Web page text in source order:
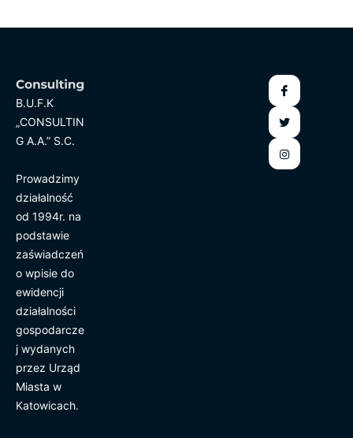
B.U.F.K
„CONSULTIN
G A.A.” S.C.
Prowadzimy
działalność
od 1994r. na
podstawie
zaświadczeń
o wpisie do
ewidencji
działalności
gospodarcze
j wydanych
przez Urząd
Miasta w
Katowicach.